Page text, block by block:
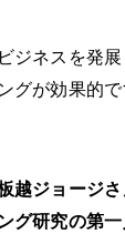
ジネスを発
グが効果的で
越ジョージ
グ研究の第